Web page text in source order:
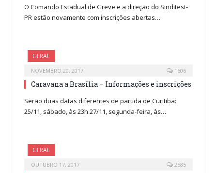
O Comando Estadual de Greve e a direção do Sinditest-
PR estão novamente com inscrições abertas…
GERAL
NOVEMBRO 20, 2017 1606
Caravana a Brasília – Informações e inscrições
Serão duas datas diferentes de partida de Curitiba:
25/11, sábado, às 23h 27/11, segunda-feira, às…
GERAL
OUTUBRO 17, 2017 2585